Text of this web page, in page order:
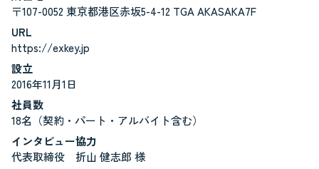
〒107-0052 東京都港区赤坂5-4-12 TGA AKASAKA7F
URL
https://exkey.jp
設立
2016年11月1日
社員数
18名（契約・パート・アルバイト含む）
インタビュー協力
代表取締役 折山 健志郎 様